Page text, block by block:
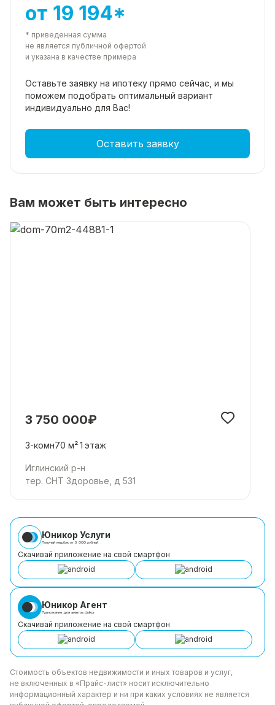
от 19 194*
* приведенная сумма
не является публичной офертой
и указана в качестве примера
Оставьте заявку на ипотеку прямо сейчас, и мы
поможем подобрать оптимальный вариант
индивидуально для Вас!
Оставить заявку
Вам может быть интересно
3 750 000₽
3-комн70 м²1 этаж
Иглинский р-н
тер. СНТ Здоровье, д 531
Юникор Услуги
Получай кешбэк от 5 000 рублей
Скачивай приложение на свой смартфон
Юникор Агент
Приложение для агентов Unikor
Скачивай приложение на свой смартфон
Стоимость объектов недвижимости и иных товаров и услуг,
не включенных в «Прайс-лист» носит исключительно
информационный характер и ни при каких условиях не является